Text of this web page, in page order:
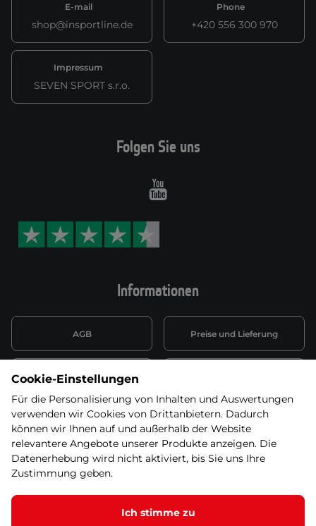
E-mail
shop@insportline.de
Phone
+420 556 300 970
Impressum
SEVEN SPORT s.r.o.
Informationen
AGB Preise und Lieferung
Datenschutzerklärung
Wiederufsbelehrung mit Link
zum Formular
Batterieentsorgung
Informationen zu Elektro-
und Elektonikgeräten
Widerruf erklären
Folgen Sie uns
Youtube
Cookie-Einstellungen
Für die Personalisierung von Inhalten und Auswertungen
verwenden wir Cookies von Drittanbietern. Dadurch
können wir Ihnen auf und außerhalb der Website
relevantere Angebote unserer Produkte anzeigen. Die
Datenerhebung wird nicht aktiviert, bis Sie uns Ihre
Zustimmung geben.
Ich stimme zu